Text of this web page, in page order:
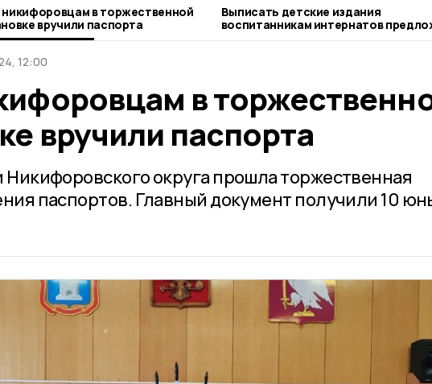
в торжественной
вручили паспорта
Выписать детские издания
воспитанникам интернатов
никифоровцам
12:00
в
вручили паспорта
округа прошла торжественная
паспортов. Главный документ получили 10